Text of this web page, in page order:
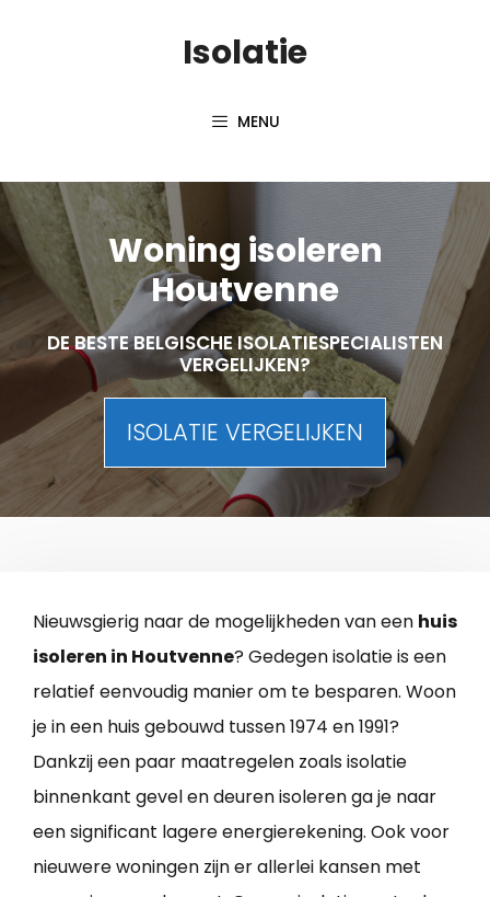
Isolatie
MENU
Woning isoleren
Houtvenne
DE BESTE BELGISCHE ISOLATIESPECIALISTEN
VERGELIJKEN?
ISOLATIE VERGELIJKEN
Nieuwsgierig naar de mogelijkheden van een huis
isoleren in Houtvenne? Gedegen isolatie is een
relatief eenvoudig manier om te besparen. Woon
je in een huis gebouwd tussen 1974 en 1991?
Dankzij een paar maatregelen zoals isolatie
binnenkant gevel en deuren isoleren ga je naar
een significant lagere energierekening. Ook voor
nieuwere woningen zijn er allerlei kansen met